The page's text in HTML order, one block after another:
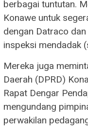
berbagai tuntutan.
Konawe untuk
dengan Datraco
inspeksi mendadak
Mereka juga
Daerah (DPRD)
Rapat Dengar
mengundang
perwakilan